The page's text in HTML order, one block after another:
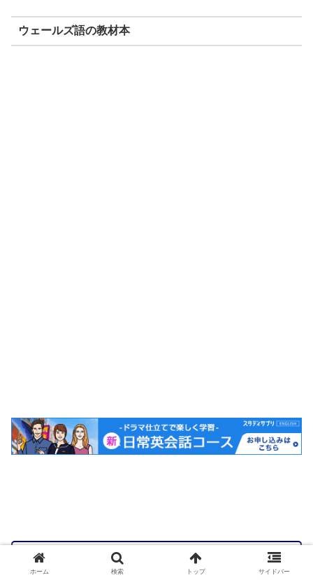
ウェールズ語の教材本
👉おすすめ記事：
ホーム 検索 トップ サイドバー